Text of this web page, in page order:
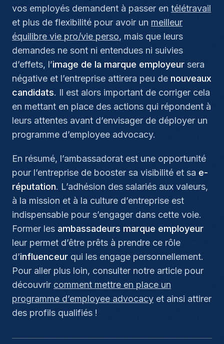
vos employés demandent à passer en télétravail
et plus de flexibilité pour avoir un meilleur
équilibre vie pro/vie perso, mais que leurs
demandes ne sont ni entendues ni suivies
d’effets, l’image de la marque employeur sera
négative et l’entreprise attirera peu de nouveaux
candidats. Il est alors important de corriger cela
en mettant en place des actions qui répondent à
leurs attentes avant d’envisager de déployer un
programme d’employee advocacy.
En résumé, l’ambassadorat est une opportunité
pour l’entreprise de booster sa visibilité et sa e-
réputation. L’adhésion des salariés aux valeurs,
à la mission et à la culture d’entreprise est
indispensable pour s’engager dans cette voie.
Former les ambassadeurs marque employeur
leur permet d’être prêts à prendre ce rôle
d’influenceur qui les engage personnellement.
Pour aller plus loin, consulter notre article pour
découvrir comment mettre en place un
programme d’employee advocacy et ainsi attirer
des profils qualifiés !